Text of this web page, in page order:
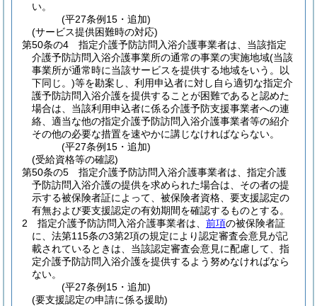
い。
(平27条例15・追加)
(サービス提供困難時の対応)
第50条の4
指定介護予防訪問入浴介護事業者は、当該指定
介護予防訪問入浴介護事業所の通常の事業の実施地域(当該
事業所が通常時に当該サービスを提供する地域をいう。以
下同じ。)等を勘案し、利用申込者に対し自ら適切な指定介
護予防訪問入浴介護を提供することが困難であると認めた
場合は、当該利用申込者に係る介護予防支援事業者への連
絡、適当な他の指定介護予防訪問入浴介護事業者等の紹介
その他の必要な措置を速やかに講じなければならない。
(平27条例15・追加)
(受給資格等の確認)
第50条の5
指定介護予防訪問入浴介護事業者は、指定介護
予防訪問入浴介護の提供を求められた場合は、その者の提
示する被保険者証によって、被保険者資格、要支援認定の
有無および要支援認定の有効期間を確認するものとする。
2
指定介護予防訪問入浴介護事業者は、 前項の被保険者証
に、法第115条の3第2項の規定により認定審査会意見が記
載されているときは、当該認定審査会意見に配慮して、指
定介護予防訪問入浴介護を提供するよう努めなければなら
ない。
(平27条例15・追加)
(要支援認定の申請に係る援助)